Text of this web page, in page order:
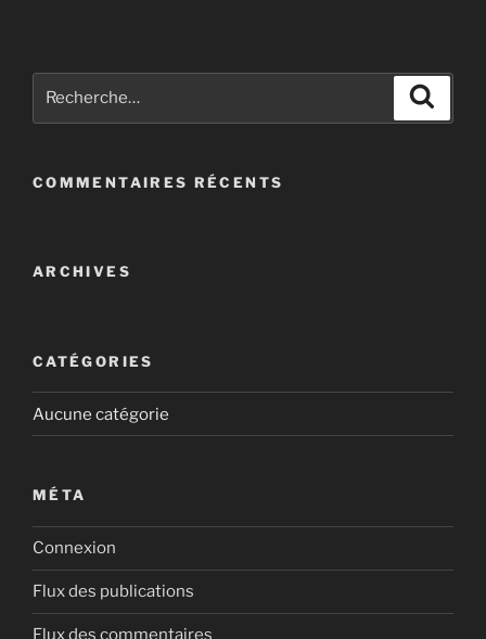
COMMENTAIRES RÉCENTS
ARCHIVES
CATÉGORIES
Aucune catégorie
MÉTA
Connexion
Flux des publications
Flux des commentaires